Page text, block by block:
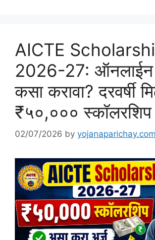
AICTE
2026-27: ऑनलाईन
कसा करावा? दरवर्षी
₹५०,००० स्कॉलरशिप
02/07/2026 by yojanaparichay.com